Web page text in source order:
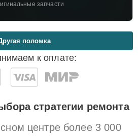
запчасти
к оплате:
поломка
стратегии ремонта
центре более 3 000